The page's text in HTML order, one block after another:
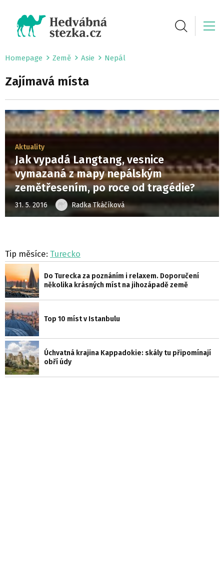
Homepage Země Asie Nepál
Zajímavá místa
Aktuality
Jak vypadá Langtang, vesnice
vymazaná z mapy nepálským
zemětřesením, po roce od tragédie?
31. 5. 2016 Radka Tkáčíková
Tip měsíce: Turecko
Do Turecka za poznáním i relaxem. Doporučení
několika krásných míst na jihozápadě země
Top 10 míst v Istanbulu
Úchvatná krajina Kappadokie: skály tu připomínají
obří údy